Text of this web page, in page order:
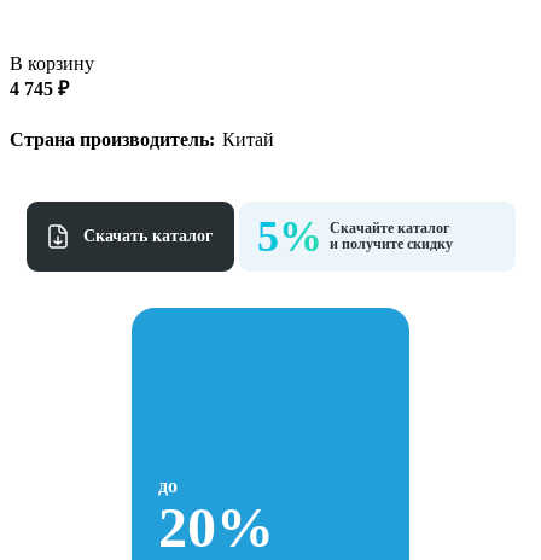
В корзину
4 745 ₽
Страна производитель: Китай
Cкачать каталог 5%
Скачайте каталог
и получите скидку
до
20%